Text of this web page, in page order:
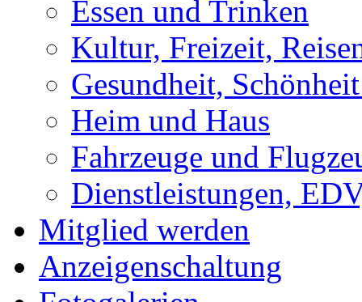
Essen und Trinken
Kultur, Freizeit,
Gesundheit,
Heim und Haus
Fahrzeuge und
Dienstleistungen,
Mitglied werden
Anzeigenschaltung